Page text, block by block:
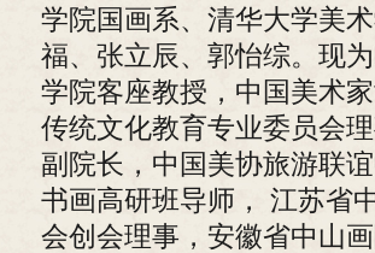
学院国画系、清华大学美
福、张立辰、郭怡综。现
学院客座教授，中国美术
传统文化教育专业委员会
副院长，中国美协旅游联
书画高研班导师， 江苏省
会创会理事，安徽省中山